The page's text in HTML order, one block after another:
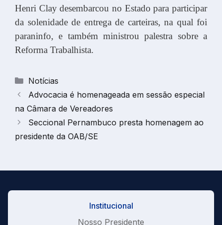
Henri Clay desembarcou no Estado para participar
da solenidade de entrega de carteiras, na qual foi
paraninfo, e também ministrou palestra sobre a
Reforma Trabalhista.
Categorias
Notícias
Advocacia é homenageada em sessão especial
na Câmara de Vereadores
Seccional Pernambuco presta homenagem ao
presidente da OAB/SE
Institucional
Nosso Presidente